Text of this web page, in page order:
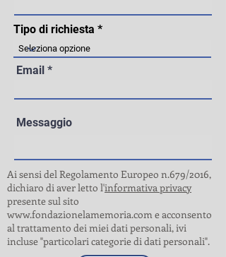
Tipo di richiesta
Email
Messaggio
Ai sensi del Regolamento Europeo n.679/2016,
dichiaro di aver letto l'informativa privacy
presente sul sito
www.fondazionelamemoria.come acconsento
al trattamento dei miei dati personali, ivi
incluse "particolari categorie di dati personali".